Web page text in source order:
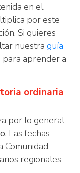
en el
por este
Si quieres
nuestra guía
para aprender a
ordinaria
por lo general
. Las fechas
Comunidad
regionales